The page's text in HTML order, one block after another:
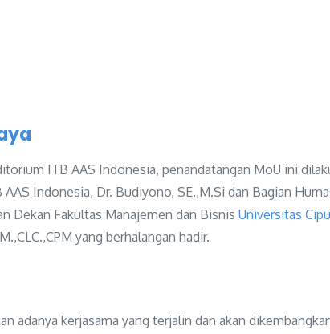
ITB AAS Indonesia, penandatangan MoU ini
Indonesia, Dr. Budiyono, SE.,M.Si dan Bagian
Dekan Fakultas Manajemen dan Bisnis Universitas
yang berhalangan hadir.
adanya kerjasama yang terjalin dan akan